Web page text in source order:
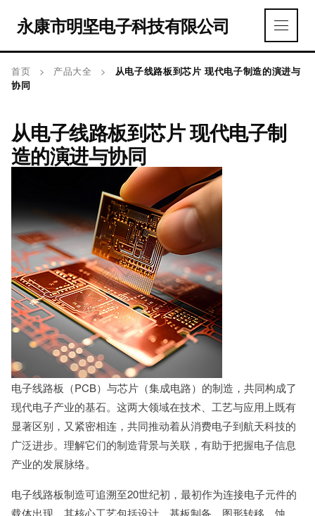
永康市明坚电子科技有限公司
首页 > 产品大全 >
从电子线路板到芯片 现代电子制造的演进与
协同
从电子线路板到芯片 现代电子制
造的演进与协同
电子线路板（PCB）与芯片（集成电路）的制造，共同构成了
现代电子产业的基石。这两大领域在技术、工艺与应用上既有
显著区别，又紧密相连，共同推动着从消费电子到航天科技的
广泛进步。理解它们的制造背景与关联，有助于把握电子信息
产业的发展脉络。
电子线路板制造可追溯至20世纪初，最初作为连接电子元件的
载体出现。其核心工艺包括设计、基板制备、图形转移、蚀